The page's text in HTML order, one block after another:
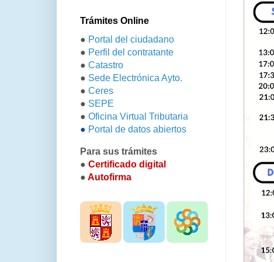
Trámites Online
● Portal del ciudadano
● Perfil del contratante
● Catastro
● Sede Electrónica Ayto.
● Ceres
● SEPE
● Oficina Virtual Tributaria
● Portal de datos abiertos
Para sus trámites
● Certificado digital
● Autofirma